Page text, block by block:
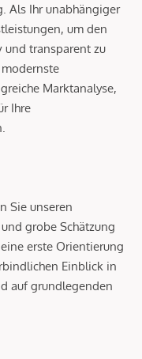
Als Ihr unabhängiger
um den
transparent zu
Marktanalyse,
Ihre
Sie unseren
grobe Schätzung
erste Orientierung
Einblick in
auf grundlegenden